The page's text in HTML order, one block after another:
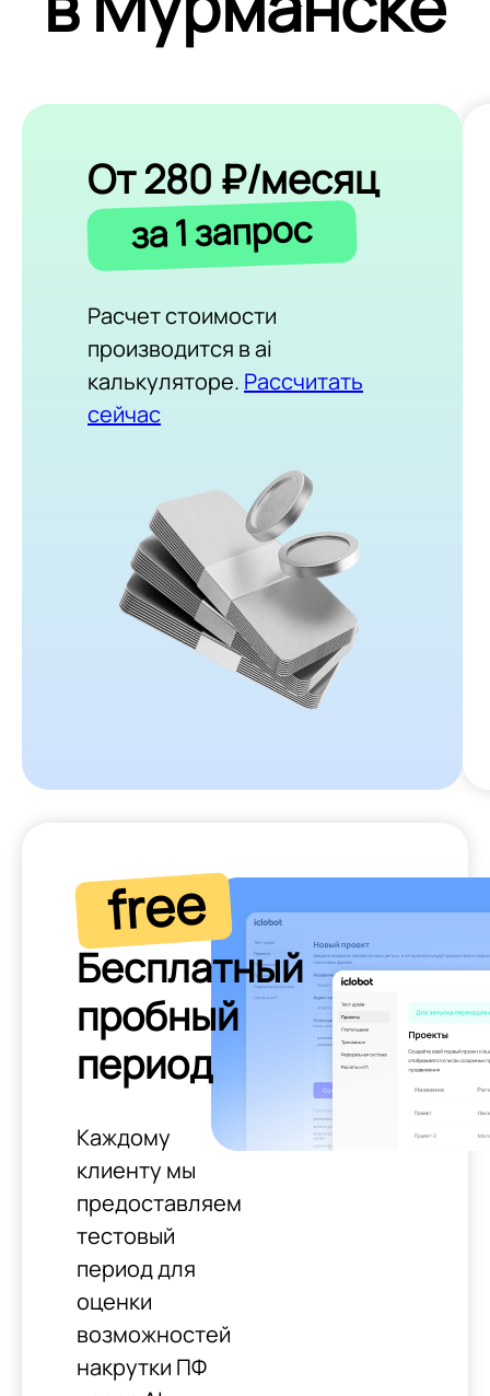
От 280 ₽/месяц
за 1 запрос
Расчет стоимости
производится в ai
калькуляторе. Рассчитать
сейчас
free
Бесплатный
пробный
период
Каждому
клиенту мы
предоставляем
тестовый
период для
оценки
возможностей
накрутки ПФ